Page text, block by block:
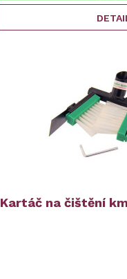
Kartáč na čištění